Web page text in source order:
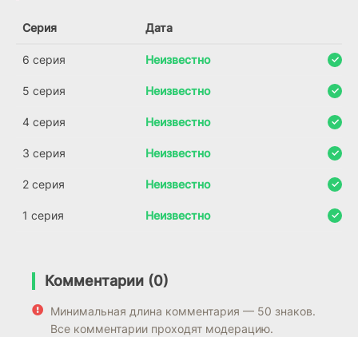
Серия Дата
6 серия Неизвестно
5 серия Неизвестно
4 серия Неизвестно
3 серия Неизвестно
2 серия Неизвестно
1 серия Неизвестно
Комментарии (0)
Минимальная длина комментария — 50 знаков.
Все комментарии проходят модерацию.